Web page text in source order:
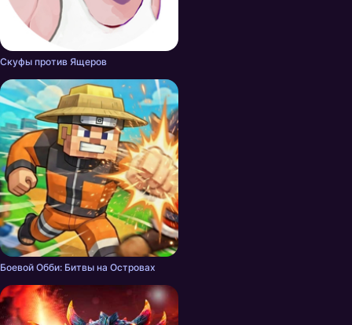
Скуфы против Ящеров
Боевой Обби: Битвы на Островах